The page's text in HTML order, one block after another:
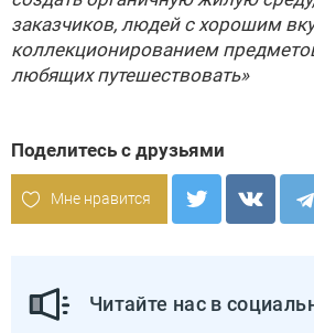
заказчиков, людей с хорошим
коллекционированием
любящих путешествовать»
Поделитесь с друзьями
Мне нравится
Читайте нас в